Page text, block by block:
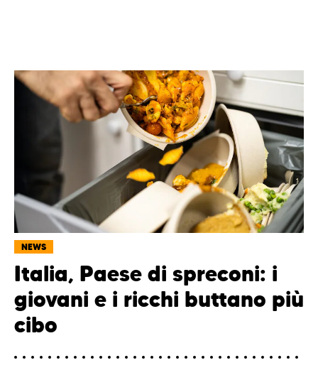
NEWS
Italia, Paese di spreconi: i
giovani e i ricchi buttano più
cibo